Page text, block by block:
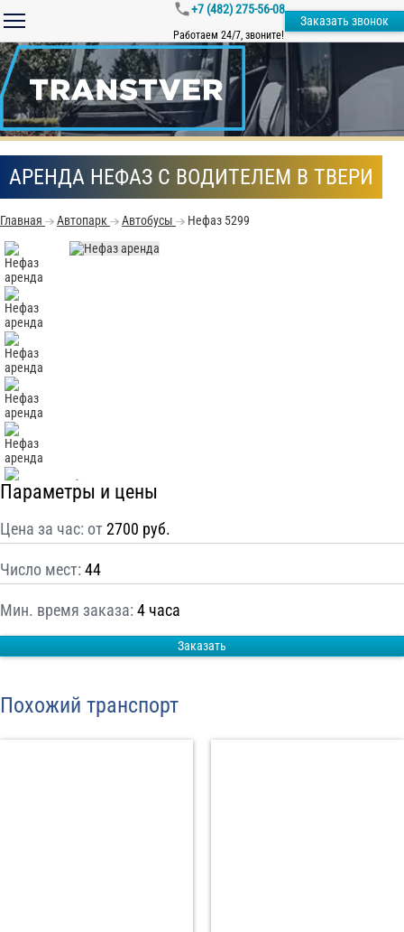
+7 (482) 275-56-08
Работаем 24/7, звоните!
Заказать звонок
АРЕНДА НЕФАЗ С ВОДИТЕЛЕМ В ТВЕРИ
Главная Автопарк Автобусы Нефаз 5299
Параметры и цены
Цена за час: от2700 руб.
Число мест: 44
Мин. время заказа: 4 часа
Заказать
Похожий транспорт